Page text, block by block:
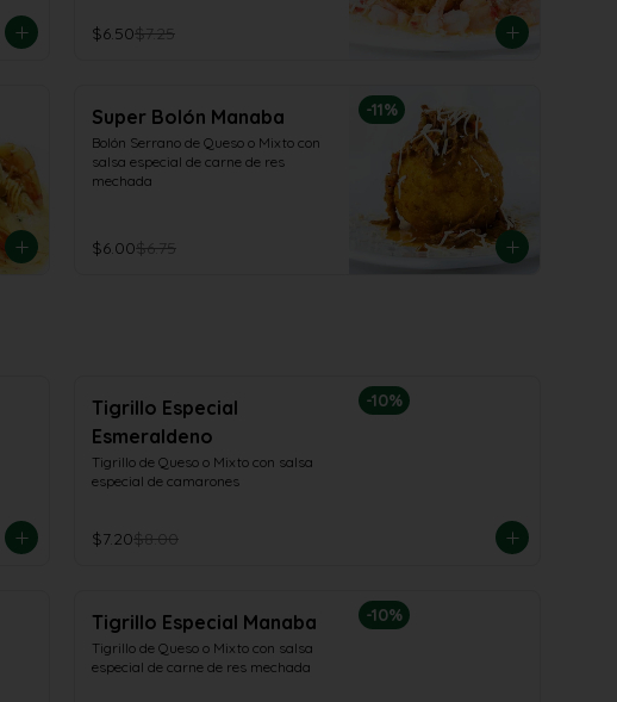
$6.50$7.25
-11%
Super Bolón Manaba
Bolón Serrano de Queso o Mixto con
salsa especial de carne de res
mechada
$6.00$6.75
-10%
Tigrillo Especial
Esmeraldeno
Tigrillo de Queso o Mixto con salsa
especial de camarones
$7.20$8.00
-10%
Tigrillo Especial Manaba
Tigrillo de Queso o Mixto con salsa
especial de carne de res mechada